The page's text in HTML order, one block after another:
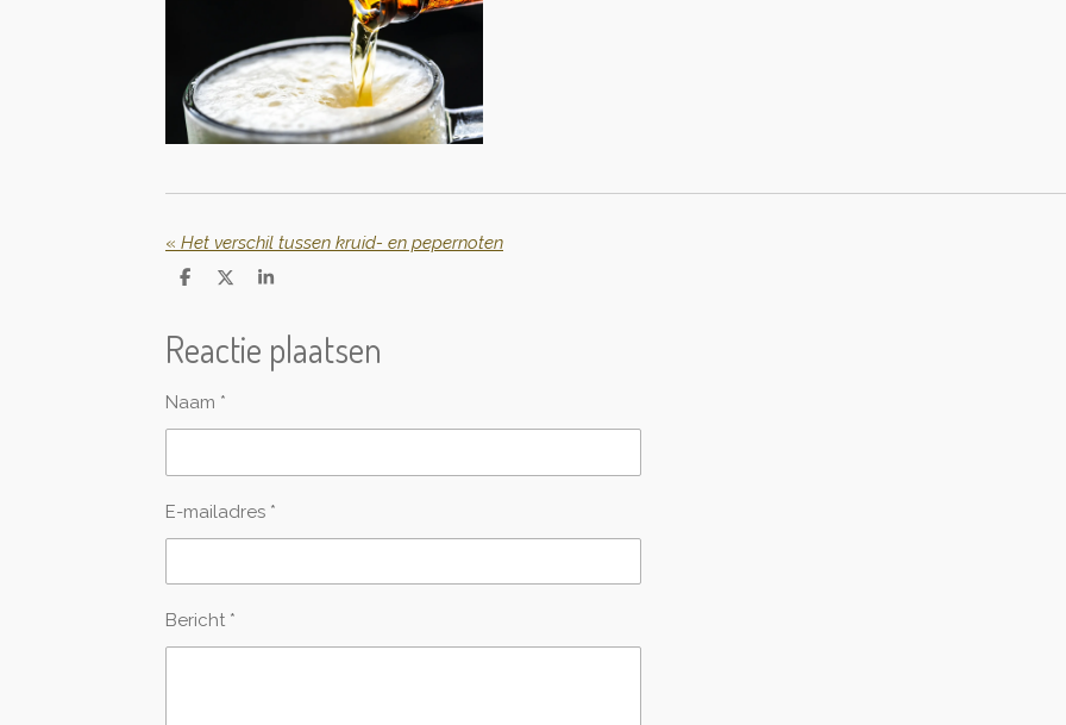
« Het verschil tussen kruid- en pepernoten
D
n
D
S
Reactie plaatsen
Naam *
E-mailadres *
Bericht *